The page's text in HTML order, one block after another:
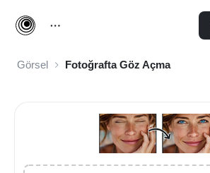
Görsel Fotoğrafta Göz Açma